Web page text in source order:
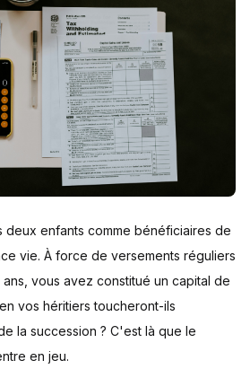
deux enfants comme bénéficiaires de
vie. À force de versements réguliers
vous avez constitué un capital de
vos héritiers toucheront-ils
la succession ? C'est là que le
en jeu.